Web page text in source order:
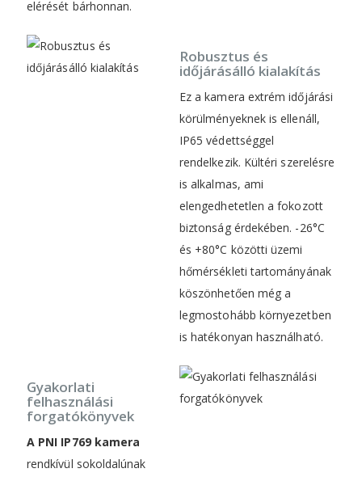
elérését bárhonnan.
Robusztus és
időjárásálló kialakítás
Ez a kamera extrém időjárási
körülményeknek is ellenáll,
IP65 védettséggel
rendelkezik. Kültéri szerelésre
is alkalmas, ami
elengedhetetlen a fokozott
biztonság érdekében. -26°C
és +80°C közötti üzemi
hőmérsékleti tartományának
köszönhetően még a
legmostohább környezetben
is hatékonyan használható.
Gyakorlati
felhasználási
forgatókönyvek
A PNI IP769 kamera
rendkívül sokoldalúnak